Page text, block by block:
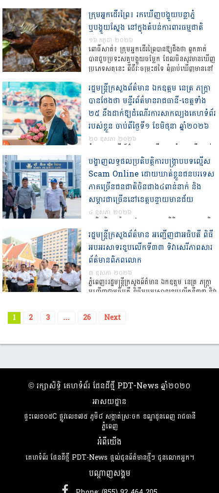
២២ កក្កដា ២០២៦
ឯកឧត្តម ហ៊ុន ម៉ានី ឧបនាយករដ្ឋមន្រ្តី រដ្ឋមន្រ្តីក្រសួង
មុខងារសាធារណៈ និងជាប្រធានគណៈកម្មការរៀបចំ
កិច្ចប្រជុំអាស៊ាន នារសៀលថ្ងៃទី២២ ខែកក្កដា
ឆ្នាំ២០២៦ បានដឹកនាំកិច្ចប្រជុំពិនិត្យវឌ្ឍនភាពការងារ
ចុងក្រោយ […]
ក្រុមអ្នកដើរព្រៃ៖ រកឃើញបង្គួយបន្លាភ្នំ
ឬបង្គួយស្នែង នៅក្នុងតំបន់ការពារធម្មជាតិ
១៦ កក្កដា ២០២៦
ពោធិ៍សាត់៖ ក្រុមអ្នកដើរព្រៃបានឱ្យដឹងថា ពួកគាត់
បានជួបប្រទះសត្វបង្គួយចម្លែក ដែលមិនសូវមានឃើញ
ប្រភេទសត្វនេះ ពីជីវៈចម្រុះដទៃ ពុំធ្លាប់ឃើញមាននៅ
បង្គួយចម្លែកមើលភ្លាមហាក់ដូចជាកូនដាយណូស័រ
សម័យដើម ប៉ុន្តែវាមិនមែននោះទេ តែក៏មិនមែនជា
សត្វចម្លែកដែរ។ បង្គួយបន្លាភ្នំ […]
រដ្ឋមន្ត្រីក្រសួង​ព័​ត៌មាន ឯកឧត្តម នេត្រ ភក្រ្តា
បានថែងថា មន្ទីរ​ព័ត៌មាន​រាជធានី​-ខេត្ត​ទាំង​
២៥ នឹង​ដាក់​ឱ្យ​ដំណើរការ​សាកល្បង​គេហទំព័រ​
របស់​ខ្លួន​ ចាប់ពី​ថ្ងៃ​ទី​១ ខែមិថុនា ឆ្នាំ​២០២៦
២០ ឧសភា ២០២៦
ភ្នំពេញ​ ៖​ មន្ទីរ​ព័ត៌មាន​រាជធានី​-ខេត្ត​ទាំង​២៥ នឹង​ដាក់​
ឱ្យ​ដំណើរការ​សាកល្បង​គេហទំព័រ​របស់​ខ្លួន​ ចាប់ពី​ថ្ងៃ​ទី​
១ ខែមិថុនា ឆ្នាំ​២០២៦ ក្រោយ​ពី​បាន​រៀបចំ និង​ទទួល​
ការ​បណ្តុះ​ប​ណ្តា​ល​មួយ​រយៈ​នេះ ក្រោម​ការ​គាំទ្រ​របស់​
ក្រសួង​ប្រៃសណីយ៍ […]
បង្ហាញលទ្ធផលប្រតិបត្តិការបង្ក្រាបបទល្មើស
Scam Online ដោយឃាត់ខ្លួនជនបរទេស
ភាគច្រើនជនជាតិចិនជាង៤ពាន់នាក់ និង
សម្ភារជាច្រើននៅខេត្តបន្ទាយមានជ័យ
៤ ឧសភា ២០២៦
ប្រតិបត្តិការយ៉ាងក្តៅគគុកចុះត្រួតពិនិត្យតាមអគារ និង
បង្ក្រាបបទល្មើស Scam Online ដែលរហូត
មកដល់ពេលនេះ បានចាប់ខ្លួនជនជាតិបរទេស ភាគ
ច្រើនជនជាតិចិន ព្រមទាំងដកហូតសម្ភារដែលបម្រើឲ្យ
ការប្រព្រឹត្តបទល្មើសជាច្រើនទៀត។ លោកអភិបាល
ខេត្ត បានចាត់តាំងក្រុមការងារចម្រុះខេត្តដឹកនាំដោយ
លោក […]
រដ្ឋមន្ត្រីក្រសួងព័ត៌មាន អញ្ជើញជាអធិបតី ពិធី
អបអរសាទរខួបលើកទី៣៣ ទិវាសេរីភាពសារ
ព័ត៌មានពិភពលោក
៣ ឧសភា ២០២៦
ភ្នំពេញ៖រដ្ឋមន្ត្រីក្រសួងព័ត៌មាន ឯកឧត្តម នេត្រ ភក្ត្រា
អញ្ជើញជាអធិបតី ពិធីអបអរសាទរខួបលើកទី៣៣ ទិវា
នៅក្រសួងព័ត៌មាន រាជធានីភ្នំពេញ នាព្រឹកថ្ងៃទី០៣
[…]
1 2 3 … 26 Next
​© រក្សា​សិទ្ធិ​ គេហទំព័រ ផែនដីថ្មី PDT-News ឆ្នាំ​២០២០
អាសយដ្ឋាន
ផ្ទះលេខ០៥C ផ្លូវលេខ៧៥ ភូមិ៨ សង្កាត់ស្រៈចក ខណ្ឌដូនពេញ រាជធានី
ភ្នំពេញ
អំពីយើង
គេហទំព័រ ផែនដីថ្មី PDT-News ផ្តល់​ជូន​ព័ត៌​មាន​ថ្មី​ៗ ជូន​លោក​អ្នក។
បណ្តាញសង្គម